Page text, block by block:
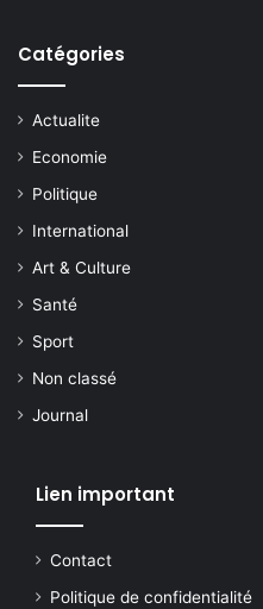
Catégories
Actualite
Economie
Politique
International
Art & Culture
Santé
Sport
Non classé
Journal
Lien important
Contact
Politique de confidentialité